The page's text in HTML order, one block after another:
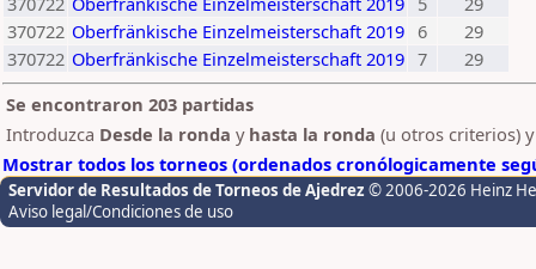
370722 Oberfränkische Einzelmeisterschaft 2019 6
29
370722 Oberfränkische Einzelmeisterschaft 2019 7
29
Se encontraron 203 partidas
Introduzca Desde la ronda y hasta la ronda (u otros criterios)
Mostrar todos los torneos (ordenados cronólogicamente
Servidor de Resultados de Torneos de Ajedrez © 2006-2026 Heinz
Aviso legal/Condiciones de uso